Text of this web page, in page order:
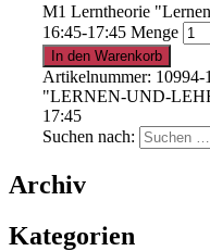
willst!
.
15% für
Clubmitglied
M1 Lerntheorie
16:45-17:45 Menge
In den Warenkorb
Artikelnummer:
"LERNEN-UND-
17:45
Suchen nach:
Archiv
Kategorien